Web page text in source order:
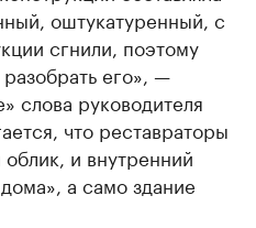
оштукатуренный, с
сгнили, поэтому
его», —
слова руководителя
что реставраторы
и внутренний
а само здание